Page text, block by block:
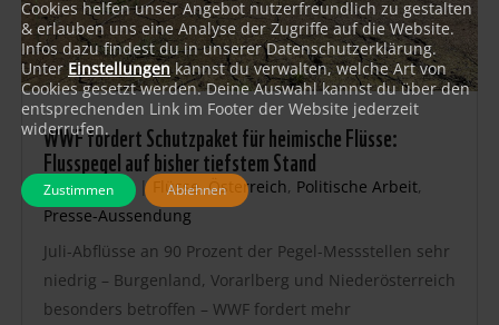
WWF fordert Schutzpaket für heimische Flüsse:
Flusspegel auf bisher tiefstem Stand
Aug. 5, 2026| Flüsse,Österreich, Politische Arbeit,
Presse-Aussendung
Juli-Abflüsse an 90 Prozent der Pegel-Messstellen sehr
niedrig – Burgenland, Vorarlberg und Niederösterreich
besonders betroffen – WWF fordert mehr
Cookies helfen unser Angebot nutzerfreundlich zu gestalten
& erlauben uns eine Analyse der Zugriffe auf die Website.
Infos dazu findest du in unserer Datenschutzerklärung.
Unter Einstellungen kannst du verwalten, welche Art von
Cookies gesetzt werden. Deine Auswahl kannst du über den
entsprechenden Link im Footer der Website jederzeit
widerrufen.
Zustimmen Ablehnen